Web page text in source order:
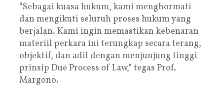
“Sebagai kuasa hukum, kami menghormati
dan mengikuti seluruh proses hukum yang
berjalan. Kami ingin memastikan kebenaran
materiil perkara ini terungkap secara terang,
objektif, dan adil dengan menjunjung tinggi
prinsip Due Process of Law,” tegas Prof.
Margono.